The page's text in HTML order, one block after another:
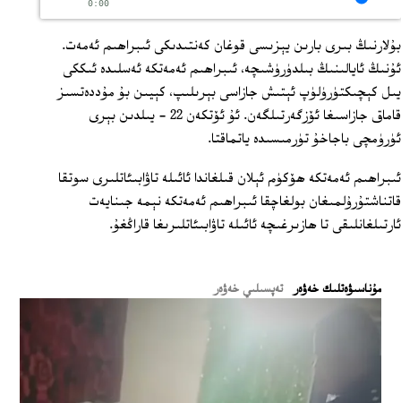
0:00
بۇلارنىڭ بىرى بارىن يېزىسى قوغان كەنتىدىكى ئىبراھىم ئەمەت.
ئۇنىڭ ئايالىنىڭ بىلدۈرۈشىچە، ئىبراھىم ئەمەتكە ئەسلىدە ئىككى
يىل كېچىكتۈرۈلۈپ ئېتىش جازاسى بېرىلىپ، كېيىن بۇ مۇددەتسىز
قاماق جازاسىغا ئۆزگەرتىلگەن. ئۇ ئۆتكەن 22 - يىلدىن بېرى
ئۈرۈمچى باجاخۇ تۈرمىسىدە ياتماقتا.
ئىبراھىم ئەمەتكە ھۆكۈم ئېلان قىلغاندا ئائىلە تاۋابىئاتلىرى سوتقا
قاتناشتۇرۇلمىغان بولغاچقا ئىبراھىم ئەمەتكە نېمە جىنايەت
ئارتىلغانلىقى تا ھازىرغىچە ئائىلە تاۋابىئاتلىرىغا قاراڭغۇ.
ﻣﯘﻧﺎﺳﯩﯟﻩﺗﻠﯩﻚ ﺧﻪﯞﻩﺭ تەپسىلىي خەۋەر